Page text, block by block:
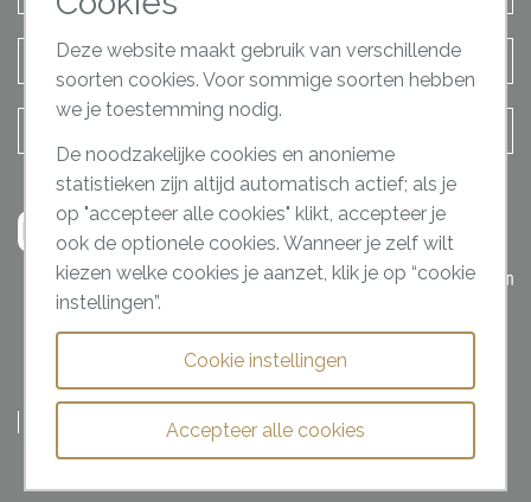
Terugbel verzoek
Algemene voorwaarden
Privacyreglement
Disclaimer Cookies
Deze website maakt gebruik van verschillende
soorten cookies. Voor sommige soorten hebben
we je toestemming nodig.
De noodzakelijke cookies en anonieme
statistieken zijn altijd automatisch actief; als je
op "accepteer alle cookies" klikt, accepteer je
ook de optionele cookies. Wanneer je zelf wilt
kiezen welke cookies je aanzet, klik je op “cookie
instellingen”.
Cookie instellingen
Accepteer alle cookies